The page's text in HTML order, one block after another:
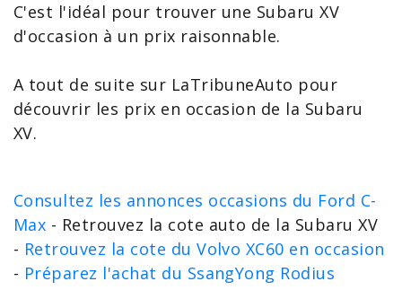
C'est l'idéal pour trouver une Subaru XV
d'occasion à un prix raisonnable.
A tout de suite sur LaTribuneAuto pour
découvrir les prix en occasion de la Subaru
XV.
Consultez les annonces occasions du Ford C-
Max - Retrouvez la cote auto de la Subaru XV
- Retrouvez la cote du Volvo XC60 en occasion
- Préparez l'achat du SsangYong Rodius